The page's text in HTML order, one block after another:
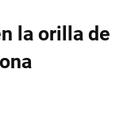
la orilla de